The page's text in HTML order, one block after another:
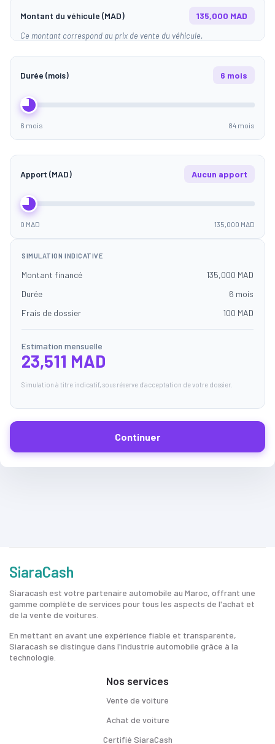
Montant du véhicule (MAD) 135,000 MAD
Ce montant correspond au prix de vente du véhicule.
Durée (mois) 6 mois
6 mois 84 mois
Apport (MAD) Aucun apport
0 MAD 135,000 MAD
SIMULATION INDICATIVE
Montant financé
135,000 MAD
Durée
6 mois
Frais de dossier
100 MAD
Estimation mensuelle
23,511 MAD
Simulation à titre indicatif, sous réserve d'acceptation de votre dossier.
Continuer
SiaraCash
Siaracash est votre partenaire automobile au Maroc, offrant une
gamme complète de services pour tous les aspects de l'achat et
de la vente de voitures.
En mettant en avant une expérience fiable et transparente,
Siaracash se distingue dans l'industrie automobile grâce à la
technologie.
Nos services
Vente de voiture
Achat de voiture
Certifié SiaraCash